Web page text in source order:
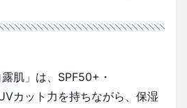
肌」は、SPF50+・
カット力を持ちながら、保湿